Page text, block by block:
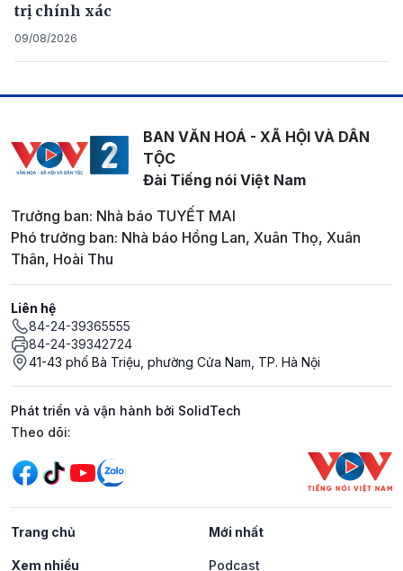
trị chính xác
09/08/2026
BAN VĂN HOÁ - XÃ HỘI VÀ DÂN
TỘC
Đài Tiếng nói Việt Nam
Trưởng ban: Nhà báo TUYẾT MAI
Phó trưởng ban: Nhà báo Hồng Lan, Xuân Thọ, Xuân
Thân, Hoài Thu
Liên hệ
84-24-39365555
84-24-39342724
41-43 phố Bà Triệu, phường Cửa Nam, TP. Hà Nội
Phát triển và vận hành bởi SolidTech
Mạng xã hội
Theo dõi:
Trang chủ Mới nhất
Xem nhiều Podcast